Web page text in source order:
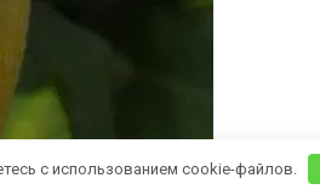
с использованием cookie-файлов.